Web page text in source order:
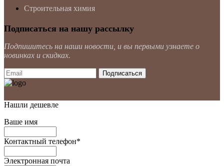
Строительная химия
Подписаться на нашу рассылку
Подпишитесь на наши новости, и вы первыми узнаете о
новинках и скидках.
Нашли дешевле
Ваше имя
Контактный телефон*
Электронная почта